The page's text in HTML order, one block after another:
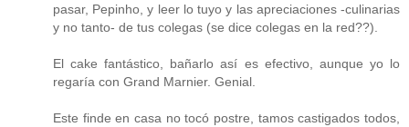
pasar, Pepinho, y leer lo tuyo y las apreciaciones -culinarias
y no tanto- de tus colegas (se dice colegas en la red??).
El cake fantástico, bañarlo así es efectivo, aunque yo lo
regaría con Grand Marnier. Genial.
Este finde en casa no tocó postre, tamos castigados todos,